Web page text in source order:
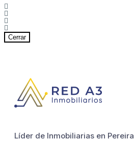
Cerrar
Líder de Inmobiliarias en Pereira